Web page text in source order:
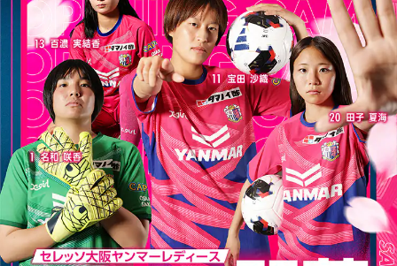
試合について
試合日程 / 結果 順位表
チームについて
選手・スタッフ スケジュール アクセス セレッソ大阪 アカデミー
観戦する
チケット
チケット情報 価格・席種 シーズンシート
観戦ガイド
キッズ向けサービス 観戦マナー&ルール
スタジアム
YANMAR HANASAKA STADIUM
クラブを知る
セレッソ大阪ヤンマーレデ
ィースについて
クラブ紹介 沿革 シーズン記録
サポートする
パートナー・スポンサー一覧
ニュース
ニュース
すべて チーム グッズ チケット イベント パートナー
セレッソ大阪
アカデミー